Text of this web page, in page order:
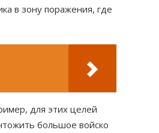
в зону поражения, где
для этих целей
большое войско